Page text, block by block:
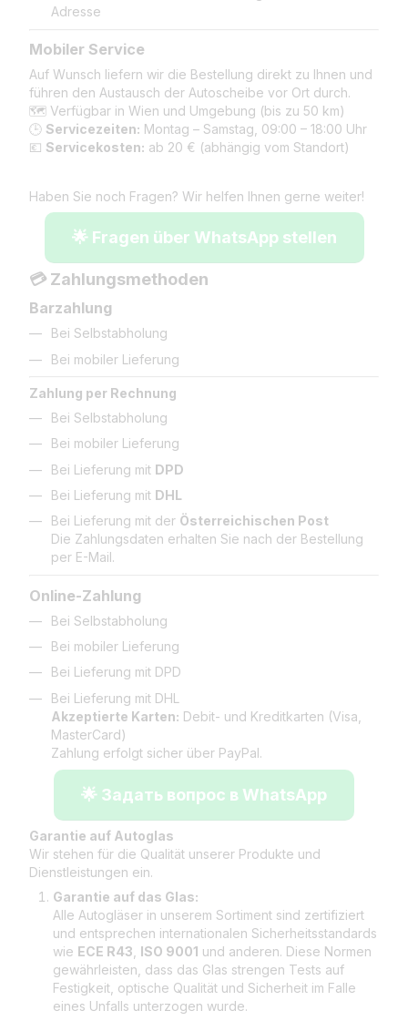
Adresse
Mobiler Service
Auf Wunsch liefern wir die Bestellung direkt zu Ihnen und
führen den Austausch der Autoscheibe vor Ort durch.
🗺️ Verfügbar in Wien und Umgebung (bis zu 50 km)
🕒 Servicezeiten: Montag – Samstag, 09:00 – 18:00 Uhr
💶 Servicekosten: ab 20 € (abhängig vom Standort)
Haben Sie noch Fragen? Wir helfen Ihnen gerne weiter!
🌟 Fragen über WhatsApp stellen
💳 Zahlungsmethoden
Barzahlung
Bei Selbstabholung
Bei mobiler Lieferung
Zahlung per Rechnung
Bei Selbstabholung
Bei mobiler Lieferung
Bei Lieferung mit DPD
Bei Lieferung mit DHL
Bei Lieferung mit der Österreichischen Post
Die Zahlungsdaten erhalten Sie nach der Bestellung
per E-Mail.
Online-Zahlung
Bei Selbstabholung
Bei mobiler Lieferung
Bei Lieferung mit DPD
Bei Lieferung mit DHL
Akzeptierte Karten: Debit- und Kreditkarten (Visa,
MasterCard)
Zahlung erfolgt sicher über PayPal.
🌟 Задать вопрос в WhatsApp
Garantie auf Autoglas
Wir stehen für die Qualität unserer Produkte und
Dienstleistungen ein.
Garantie auf das Glas:
Alle Autogläser in unserem Sortiment sind zertifiziert
und entsprechen internationalen Sicherheitsstandards
wie ECE R43 ISO 9001 und anderen. Diese Normen
gewährleisten, dass das Glas strengen Tests auf
Festigkeit, optische Qualität und Sicherheit im Falle
eines Unfalls unterzogen wurde.